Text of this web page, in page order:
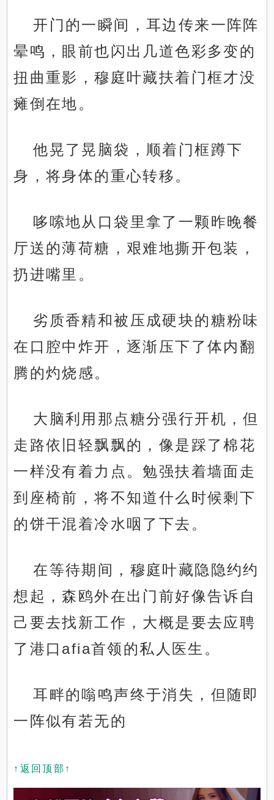
开门的一瞬间，耳边传来一阵阵
晕鸣，眼前也闪出几道色彩多变的
扭曲重影，穆庭叶藏扶着门框才没
瘫倒在地。
他晃了晃脑袋，顺着门框蹲下
身，将身体的重心转移。
哆嗦地从口袋里拿了一颗昨晚餐
厅送的薄荷糖，艰难地撕开包装，
扔进嘴里。
劣质香精和被压成硬块的糖粉味
在口腔中炸开，逐渐压下了体内翻
腾的灼烧感。
大脑利用那点糖分强行开机，但
走路依旧轻飘飘的，像是踩了棉花
一样没有着力点。勉强扶着墙面走
到座椅前，将不知道什么时候剩下
的饼干混着冷水咽了下去。
在等待期间，穆庭叶藏隐隐约约
想起，森鸥外在出门前好像告诉自
己要去找新工作，大概是要去应聘
了港口afia首领的私人医生。
耳畔的嗡鸣声终于消失，但随即
一阵似有若无的
↑返回顶部↑